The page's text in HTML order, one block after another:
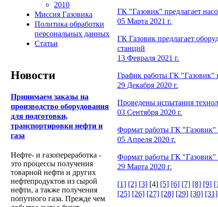
2010
Миссия Газовика
Политика обработки
персональных данных
Статьи
Новости
Принимаем заказы на
производство оборудования
для подготовки,
транспортировки нефти и
газа
Нефте- и газопереработка -
это процессы получения
товарной нефти и других
нефтепродуктов из сырой
нефти, а также получения
попутного газа. Прежде чем
ГК "Газовик" предлагает
05 Марта 2021 г.
ГК Газовик предлагает
станций
13 Февраля 2021 г.
График работы ГК "Газовик"
29 Декабря 2020 г.
Проведены испытания
03 Сентября 2020 г.
Формат работы ГК "Газовик"
05 Апреля 2020 г.
Формат работы ГК "Газовик"
29 Марта 2020 г.
[1] [2] [3] [4] [5] [6] [7] [8] [9]
[25] [26] [27] [28] [29] [30] [31]